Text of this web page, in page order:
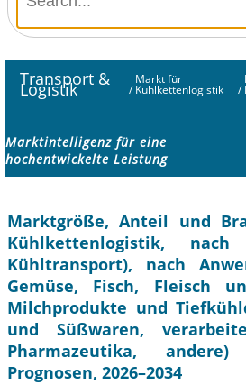
Transport &
Logistik /
Markt für
Kühlkettenlogistik /
Marktintelligenz für eine
hochentwickelte Leistung
Marktgröße, Anteil und
Kühlkettenlogistik,
Kühltransport), nach
Gemüse, Fisch, Fleisch
Milchprodukte und
und Süßwaren,
Pharmazeutika,
Prognosen, 2026–2034